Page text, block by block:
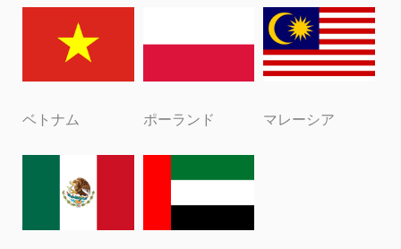
ベトナム ポーランド マレーシア